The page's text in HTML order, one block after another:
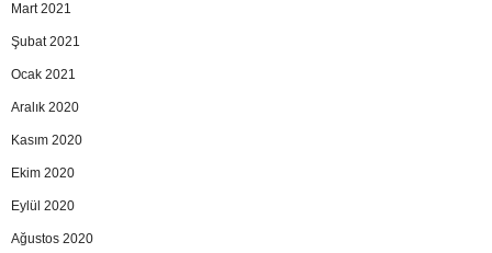
Mart 2021
Şubat 2021
Ocak 2021
Aralık 2020
Kasım 2020
Ekim 2020
Eylül 2020
Ağustos 2020